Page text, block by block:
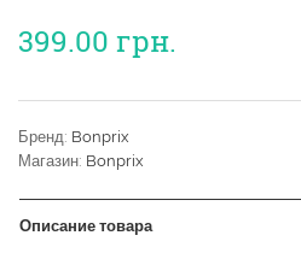
399.00 грн.
Бренд: Bonprix
Магазин: Bonprix
Описание товара